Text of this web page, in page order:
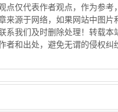
点仅代表作者观点，作为参考
来源于网络，如果网站中图片
系我们及时删除处理！转载本
者和出处，避免无谓的侵权纠